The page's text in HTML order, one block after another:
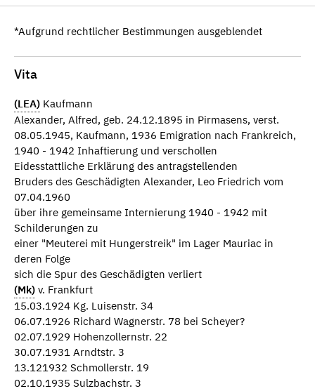
*Aufgrund rechtlicher Bestimmungen ausgeblendet
Vita
(LEA) Kaufmann
Alexander, Alfred, geb. 24.12.1895 in Pirmasens, verst.
08.05.1945, Kaufmann, 1936 Emigration nach Frankreich,
1940 - 1942 Inhaftierung und verschollen
Eidesstattliche Erklärung des antragstellenden
Bruders des Geschädigten Alexander, Leo Friedrich vom
07.04.1960
über ihre gemeinsame Internierung 1940 - 1942 mit
Schilderungen zu
einer "Meuterei mit Hungerstreik" im Lager Mauriac in
deren Folge
sich die Spur des Geschädigten verliert
(Mk) v. Frankfurt
15.03.1924 Kg. Luisenstr. 34
06.07.1926 Richard Wagnerstr. 78 bei Scheyer?
02.07.1929 Hohenzollernstr. 22
30.07.1931 Arndtstr. 3
13.121932 Schmollerstr. 19
02.10.1935 Sulzbachstr. 3